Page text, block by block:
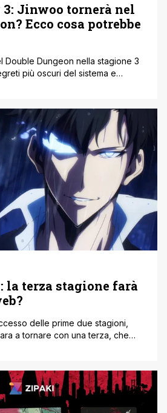
Jinwoo tornerà nel
Ecco cosa potrebbe
Double Dungeon nella stagione 3
più oscuri del sistema e
che ha trasformato Jinwoo da
invincibile. Dopo due stagioni
la terza stagione farà
delle prime due stagioni,
a tornare con una terza, che
e tutto questo coinvolgimento
letteralmente il web e tutti gli
rumour, la prossima [']